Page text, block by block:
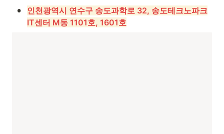
•
인천광역시 연수구 송도과학로 32, 송도테크노파크
IT센터 M동 1101호, 1601호